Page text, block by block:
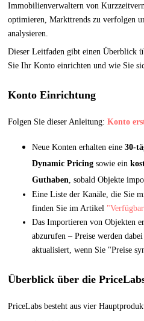
Immobilienverwaltern von
optimieren, Markttrends zu verfolgen
analysieren.
Dieser Leitfaden gibt einen Überblick
Sie Ihr Konto einrichten und wie Sie
Konto Einrichtung
Folgen Sie dieser Anleitung: Konto
Neue Konten erhalten eine 30-
Dynamic Pricingsowie ein
Guthaben, sobald Objekte
Eine Liste der Kanäle, die Sie
finden Sie im Artikel
Das Importieren von Objekten
abzurufen – Preise werden
aktualisiert, wenn Sie "Preise
Überblick über die
PriceLabs besteht aus vier